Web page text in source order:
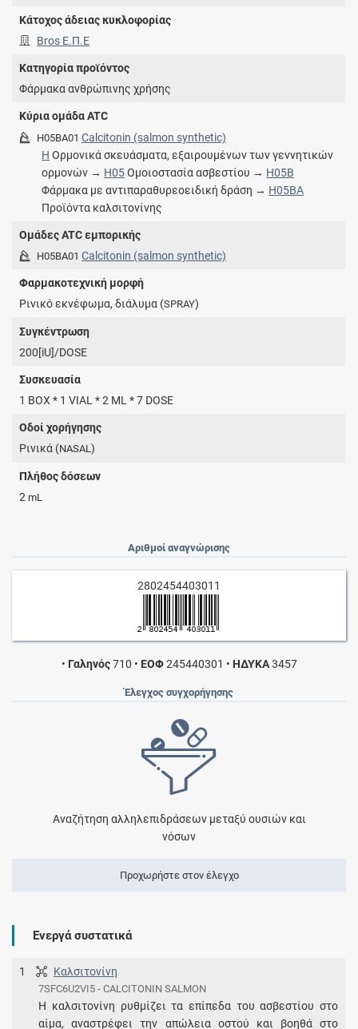
Κάτοχος άδειας κυκλοφορίας
Bros E.Π.Ε
Κατηγορία προϊόντος
Φάρμακα ανθρώπινης χρήσης
Κύρια ομάδα ATC
H05BA01 Calcitonin (salmon synthetic)
H Ορμονικά σκευάσματα, εξαιρουμένων των γεννητικών
ορμονών → H05Ομοιοστασία ασβεστίου → H05B
Φάρμακα με αντιπαραθυρεοειδική δράση → H05BA
Προϊόντα καλσιτονίνης
Ομάδες ATC εμπορικής
H05BA01 Calcitonin (salmon synthetic)
Φαρμακοτεχνική μορφή
Ρινικό εκνέφωμα, διάλυμα (SPRAY)
Συγκέντρωση
200[iU]/DOSE
Συσκευασία
1 BOX * 1 VIAL * 2 ML * 7 DOSE
Οδοί χορήγησης
Ρινικά (NASAL)
Πλήθος δόσεων
2mL
Αριθμοί αναγνώρισης
2802454403011
• Γαληνός710 • ΕΟΦ245440301 • ΗΔΥΚΑ3457
Έλεγχος συγχορήγησης
Αναζήτηση αλληλεπιδράσεων μεταξύ ουσιών και
νόσων
Προχωρήστε στον έλεγχο
Ενεργά συστατικά
1 Καλσιτονίνη
7SFC6U2VI5 - CALCITONIN SALMON
Η καλσιτονίνη ρυθμίζει τα επίπεδα του ασβεστίου στο
αίμα, αναστρέφει την απώλεια οστού και βοηθά στο